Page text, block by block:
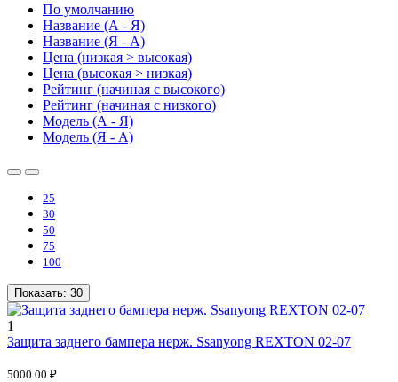
По умолчанию
Название (А - Я)
Название (Я - А)
Цена (низкая > высокая)
Цена (высокая > низкая)
Рейтинг (начиная с высокого)
Рейтинг (начиная с низкого)
Модель (А - Я)
Модель (Я - А)
25
30
50
75
100
Показать: 30
1
Защита заднего бампера нерж. Ssanyong REXTON 02-07
5000.00 ₽